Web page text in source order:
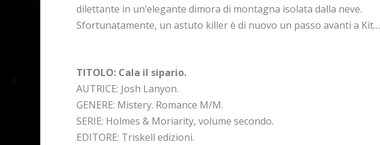
dilettante in un’elegante dimora di montagna isolata dalla neve.
Sfortunatamente, un astuto killer è di nuovo un passo avanti a Kit…
TITOLO: Cala il sipario.
AUTRICE: Josh Lanyon.
GENERE: Mistery. Romance M/M.
SERIE: Holmes & Moriarity, volume secondo.
EDITORE: Triskell edizioni.